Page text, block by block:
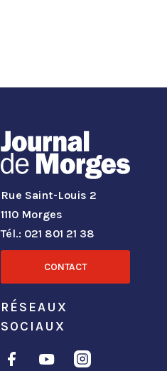
Rue Saint-Louis 2
1110 Morges
Tél.: 021 801 21 38
CONTACT
RÉSEAUX
SOCIAUX